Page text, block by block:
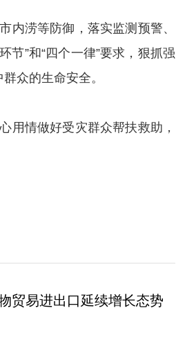
内涝等防御，落实监测预警、
节”和“四个一律”要求，狠抓强
众的生命安全。
用情做好受灾群众帮扶救助，
贸易进出口延续增长态势